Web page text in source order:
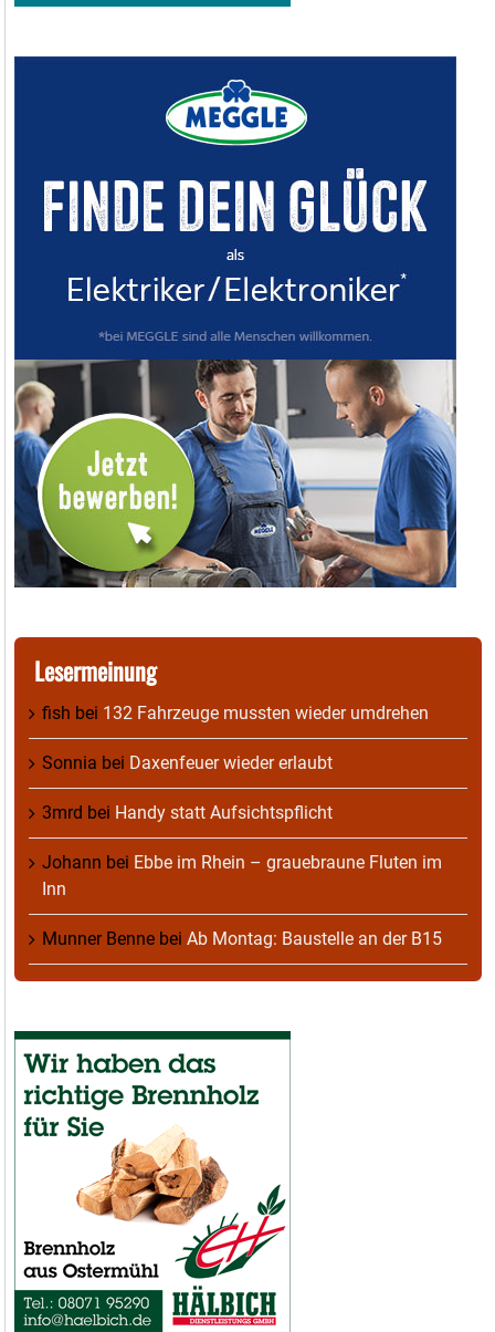
Lesermeinung
fish bei 132 Fahrzeuge mussten wieder umdrehen
Sonnia bei Daxenfeuer wieder erlaubt
3mrd bei Handy statt Aufsichtspflicht
Johann bei Ebbe im Rhein – grauebraune Fluten im
Inn
Munner Benne bei Ab Montag: Baustelle an der B15